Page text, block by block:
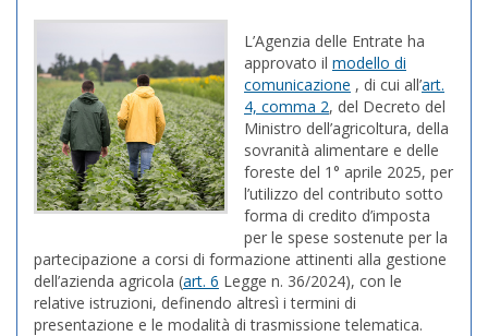
L’Agenzia delle Entrate ha
approvato il modello di
comunicazione , di cui all’art.
4, comma 2, del Decreto del
Ministro dell’agricoltura, della
sovranità alimentare e delle
foreste del 1° aprile 2025, per
l’utilizzo del contributo sotto
forma di credito d’imposta
per le spese sostenute per la
partecipazione a corsi di formazione attinenti alla gestione
dell’azienda agricola (art. 6 Legge n. 36/2024), con le
relative istruzioni, definendo altresì i termini di
presentazione e le modalità di trasmissione telematica.